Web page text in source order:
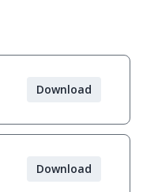
Download
Download